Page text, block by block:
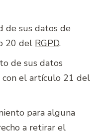
de sus datos de
20 del RGPD.
de sus datos
con el artículo 21 del
para alguna
a retirar el